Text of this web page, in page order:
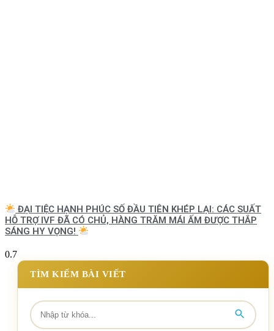
ĐẠI TIỆC HẠNH PHÚC SỐ ĐẦU TIÊN KHÉP LẠI: CÁC SUẤT
HỖ TRỢ IVF ĐÃ CÓ CHỦ, HÀNG TRĂM MÁI ẤM ĐƯỢC THẮP
SÁNG HY VỌNG!
TÌM KIẾM BÀI VIẾT